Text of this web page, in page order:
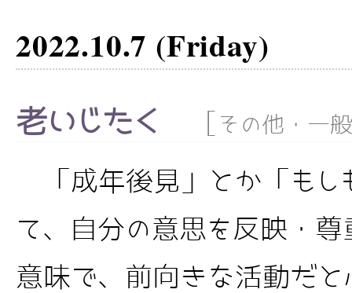
2022.10.7 (Friday)
老いじたく その他・一般
「成年後見」とか「もし
て、自分の意思を反映・尊
意味で、前向きな活動だ